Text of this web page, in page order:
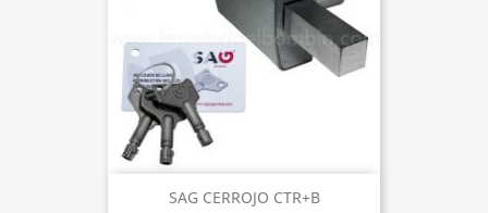
SAG CERROJO CTR+B